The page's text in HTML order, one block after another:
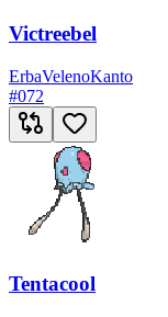
Victreebel
ErbaVelenoKanto
#072
Tentacool